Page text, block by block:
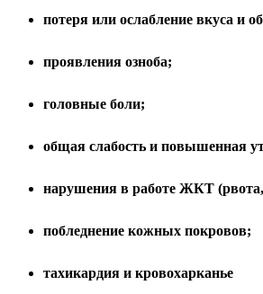
потеря или ослабление вкуса и
проявления озноба;
головные боли;
общая слабость и повышенная
нарушения в работе ЖКТ
побледнение кожных покровов;
тахикардия и кровохарканье